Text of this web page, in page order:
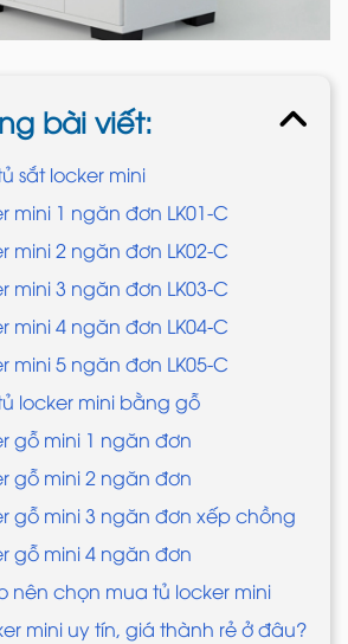
bài viết:
sắt locker mini
mini 1 ngăn đơn LK01-C
mini 2 ngăn đơn LK02-C
mini 3 ngăn đơn LK03-C
mini 4 ngăn đơn LK04-C
mini 5 ngăn đơn LK05-C
locker mini bằng gỗ
gỗ mini 1 ngăn đơn
gỗ mini 2 ngăn đơn
gỗ mini 3 ngăn đơn xếp chồng
gỗ mini 4 ngăn đơn
nên chọn mua tủ locker mini
mini uy tín, giá thành rẻ ở đâu?